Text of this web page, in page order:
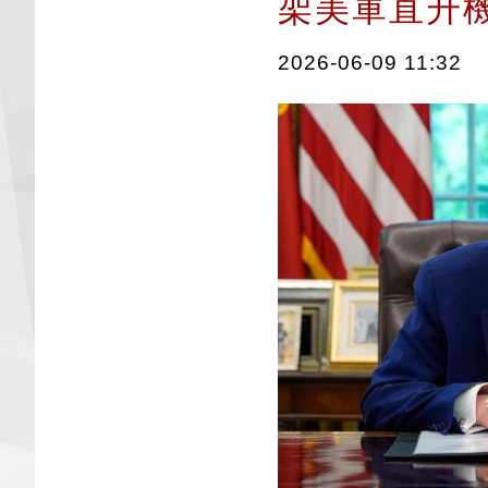
架美軍直
2026-06-09 11:32